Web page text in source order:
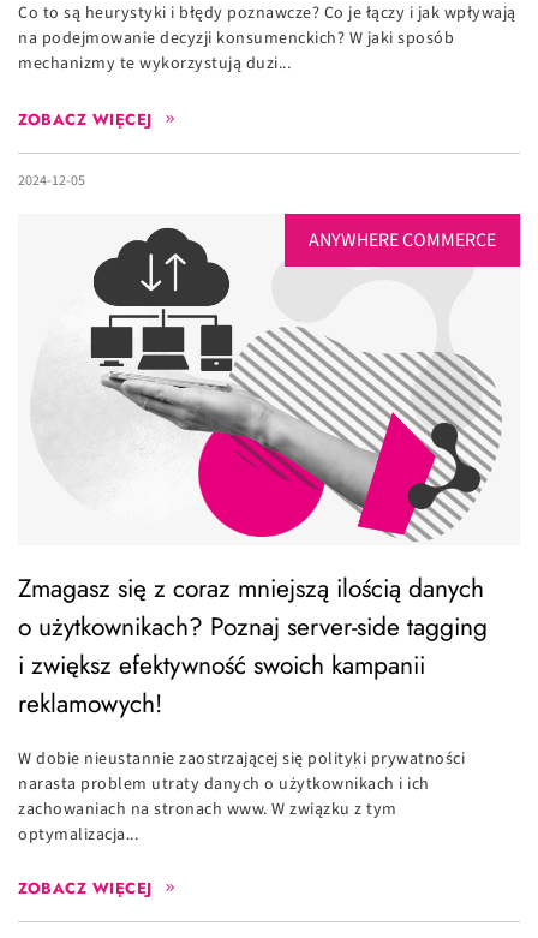
Co to są heurystyki i błędy poznawcze? Co je łączy i jak wpływają
na podejmowanie decyzji konsumenckich? W jaki sposób
mechanizmy te wykorzystują duzi...
ZOBACZ WIĘCEJ
2024-12-05
ANYWHERE COMMERCE
Zmagasz się z coraz mniejszą ilością danych
o użytkownikach? Poznaj server-side tagging
i zwiększ efektywność swoich kampanii
reklamowych!
W dobie nieustannie zaostrzającej się polityki prywatności
narasta problem utraty danych o użytkownikach i ich
zachowaniach na stronach www. W związku z tym
optymalizacja...
ZOBACZ WIĘCEJ